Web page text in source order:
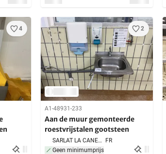
4 2
A1-48931-233
Aan de muur gemonteerde
roestvrijstalen gootsteen
SARLAT LA CANEDA,
FR
Geen minimumprijs